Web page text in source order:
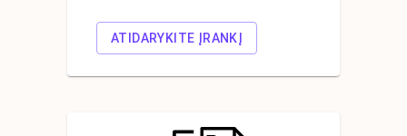
ATIDARYKITE ĮRANKĮ